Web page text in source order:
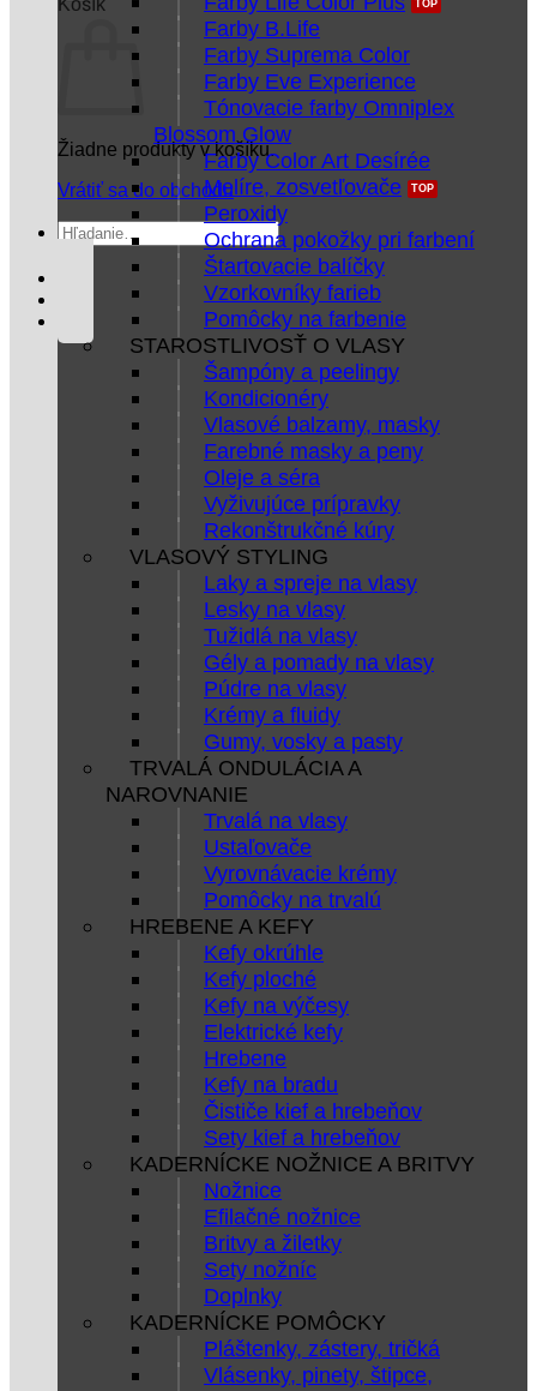
Košík
Žiadne produkty v košíku.
Vrátiť sa do obchodu
Hľadať:
Farby B.Life
Farby Suprema Color
Farby Eve Experience
Tónovacie farby Omniplex
Blossom Glow
Farby Color Art Desírée
Melíre, zosvetľovače
Peroxidy
Ochrana pokožky pri farbení
Štartovacie balíčky
Vzorkovníky farieb
Pomôcky na farbenie
STAROSTLIVOSŤ O VLASY
Šampóny a peelingy
Kondicionéry
Vlasové balzamy, masky
Farebné masky a peny
Oleje a séra
Vyživujúce prípravky
Rekonštrukčné kúry
VLASOVÝ STYLING
Laky a spreje na vlasy
Lesky na vlasy
Tužidlá na vlasy
Gély a pomady na vlasy
Púdre na vlasy
Krémy a fluidy
Gumy, vosky a pasty
TRVALÁ ONDULÁCIA A
NAROVNANIE
Trvalá na vlasy
Ustaľovače
Vyrovnávacie krémy
Pomôcky na trvalú
HREBENE A KEFY
Kefy okrúhle
Kefy ploché
Kefy na výčesy
Elektrické kefy
Hrebene
Kefy na bradu
Čističe kief a hrebeňov
Sety kief a hrebeňov
KADERNÍCKE NOŽNICE A BRITVY
Nožnice
Efilačné nožnice
Britvy a žiletky
Sety nožníc
Doplnky
KADERNÍCKE POMÔCKY
Pláštenky, zástery, tričká
Vlásenky, pinety, štipce,